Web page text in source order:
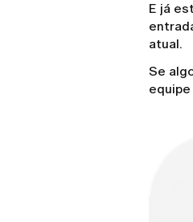
E já
atual.
Se